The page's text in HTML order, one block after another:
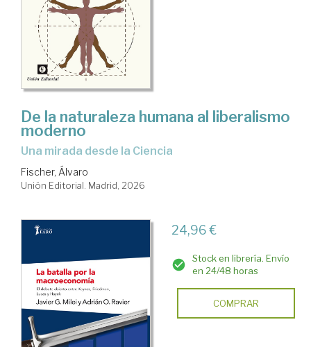
De la naturaleza humana al liberalismo
moderno
Una mirada desde la Ciencia
Fischer, Álvaro
Unión Editorial. Madrid, 2026
24,96 €
Stock en librería. Envío
en 24/48 horas
COMPRAR